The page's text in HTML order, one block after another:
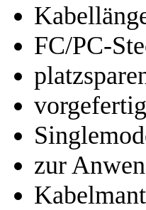
FC/PC-
zur